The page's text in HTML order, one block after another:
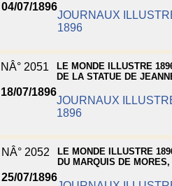
04/07/1896
JOURNAUX
1896
NÂ° 2051
18/07/1896
LE MONDE ILLUSTRE
DE LA STATUE DE
JOURNAUX
1896
NÂ° 2052
25/07/1896
LE MONDE ILLUSTRE
DU MARQUIS DE